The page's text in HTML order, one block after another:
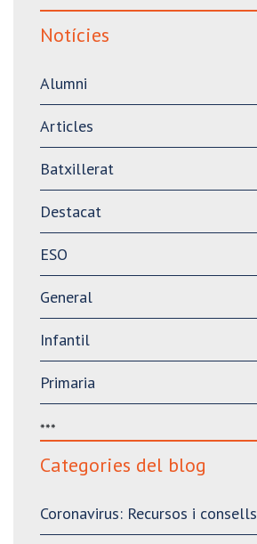
Notícies
Alumni
Articles
Batxillerat
Destacat
ESO
General
Infantil
Primaria
***
Categories del blog
Coronavirus: Recursos i consells